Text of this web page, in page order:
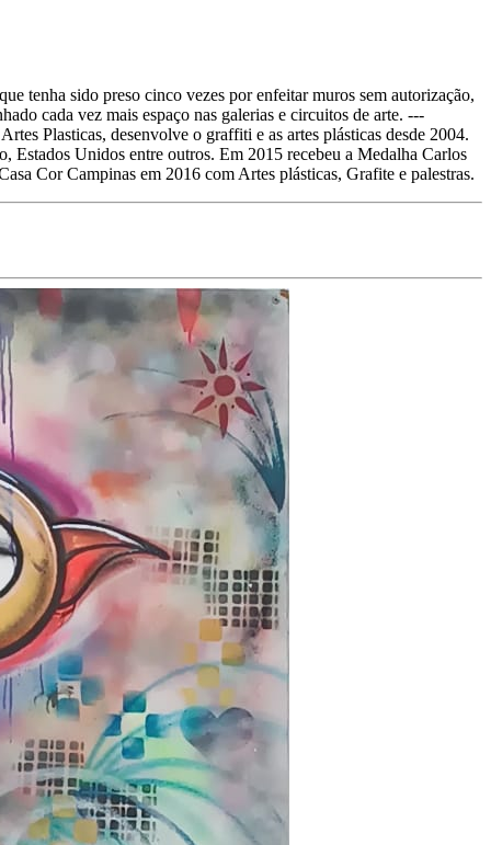
tenha sido preso cinco vezes por enfeitar muros sem autorização,
cada vez mais espaço nas galerias e circuitos de arte. ---
Plasticas, desenvolve o graffiti e as artes plásticas desde 2004.
Estados Unidos entre outros. Em 2015 recebeu a Medalha Carlos
Cor Campinas em 2016 com Artes plásticas, Grafite e palestras.